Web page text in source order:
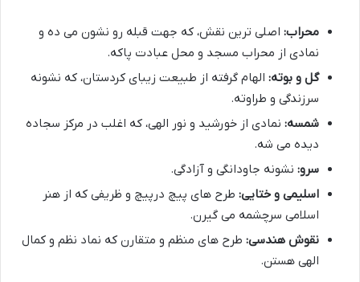
محراب: اصلی ترین نقش، که جهت قبله رو نشون می ده و
نمادی از محراب مسجد و محل عبادت پاکه.
گل و بوته: الهام گرفته از طبیعت زیبای کردستان، که نشونه
سرزندگی و طراوته.
شمسه: نمادی از خورشید و نور الهی، که اغلب در مرکز سجاده
دیده می شه.
سرو: نشونه جاودانگی و آزادگی.
اسلیمی و ختایی: طرح های پیچ درپیچ و ظریفی که از هنر
اسلامی سرچشمه می گیرن.
نقوش هندسی: طرح های منظم و متقارن که نماد نظم و کمال
الهی هستن.